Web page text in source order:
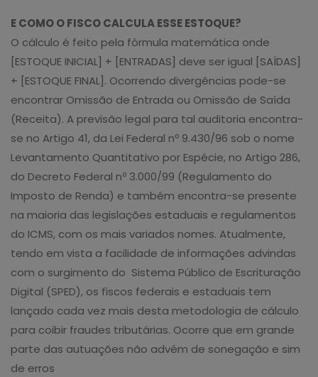
E COMO O FISCO CALCULA ESSE ESTOQUE?
O cálculo é feito pela fórmula matemática onde
[ESTOQUE INICIAL] + [ENTRADAS] deve ser igual [SAÍDAS]
+ [ESTOQUE FINAL]. Ocorrendo divergências pode-se
encontrar Omissão de Entrada ou Omissão de Saída
(Receita). A previsão legal para tal auditoria encontra-
se no Artigo 41, da Lei Federal nº 9.430/96 sob o nome
Levantamento Quantitativo por Espécie, no Artigo 286,
do Decreto Federal nº 3.000/99 (Regulamento do
Imposto de Renda) e também encontra-se presente
na maioria das legislações estaduais e regulamentos
do ICMS, com os mais variados nomes. Atualmente,
tendo em vista a facilidade de informações advindas
com o surgimento do Sistema Público de Escrituração
Digital (SPED), os fiscos federais e estaduais tem
lançado cada vez mais desta metodologia de cálculo
para coibir fraudes tributárias. Ocorre que em grande
parte das autuações não advém de sonegação e sim
de erros